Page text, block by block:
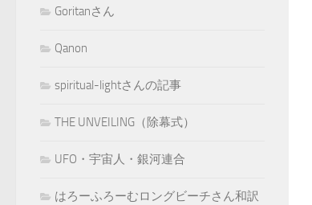
Goritanさん
Qanon
spiritual-lightさんの記事
THE UNVEILING（除幕式）
UFO・宇宙人・銀河連合
はろーふろーむロングビーチさん和訳